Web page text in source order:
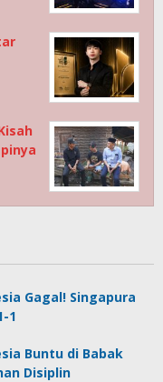
Gagal! Singapura
1
Buntu di Babak
Disiplin